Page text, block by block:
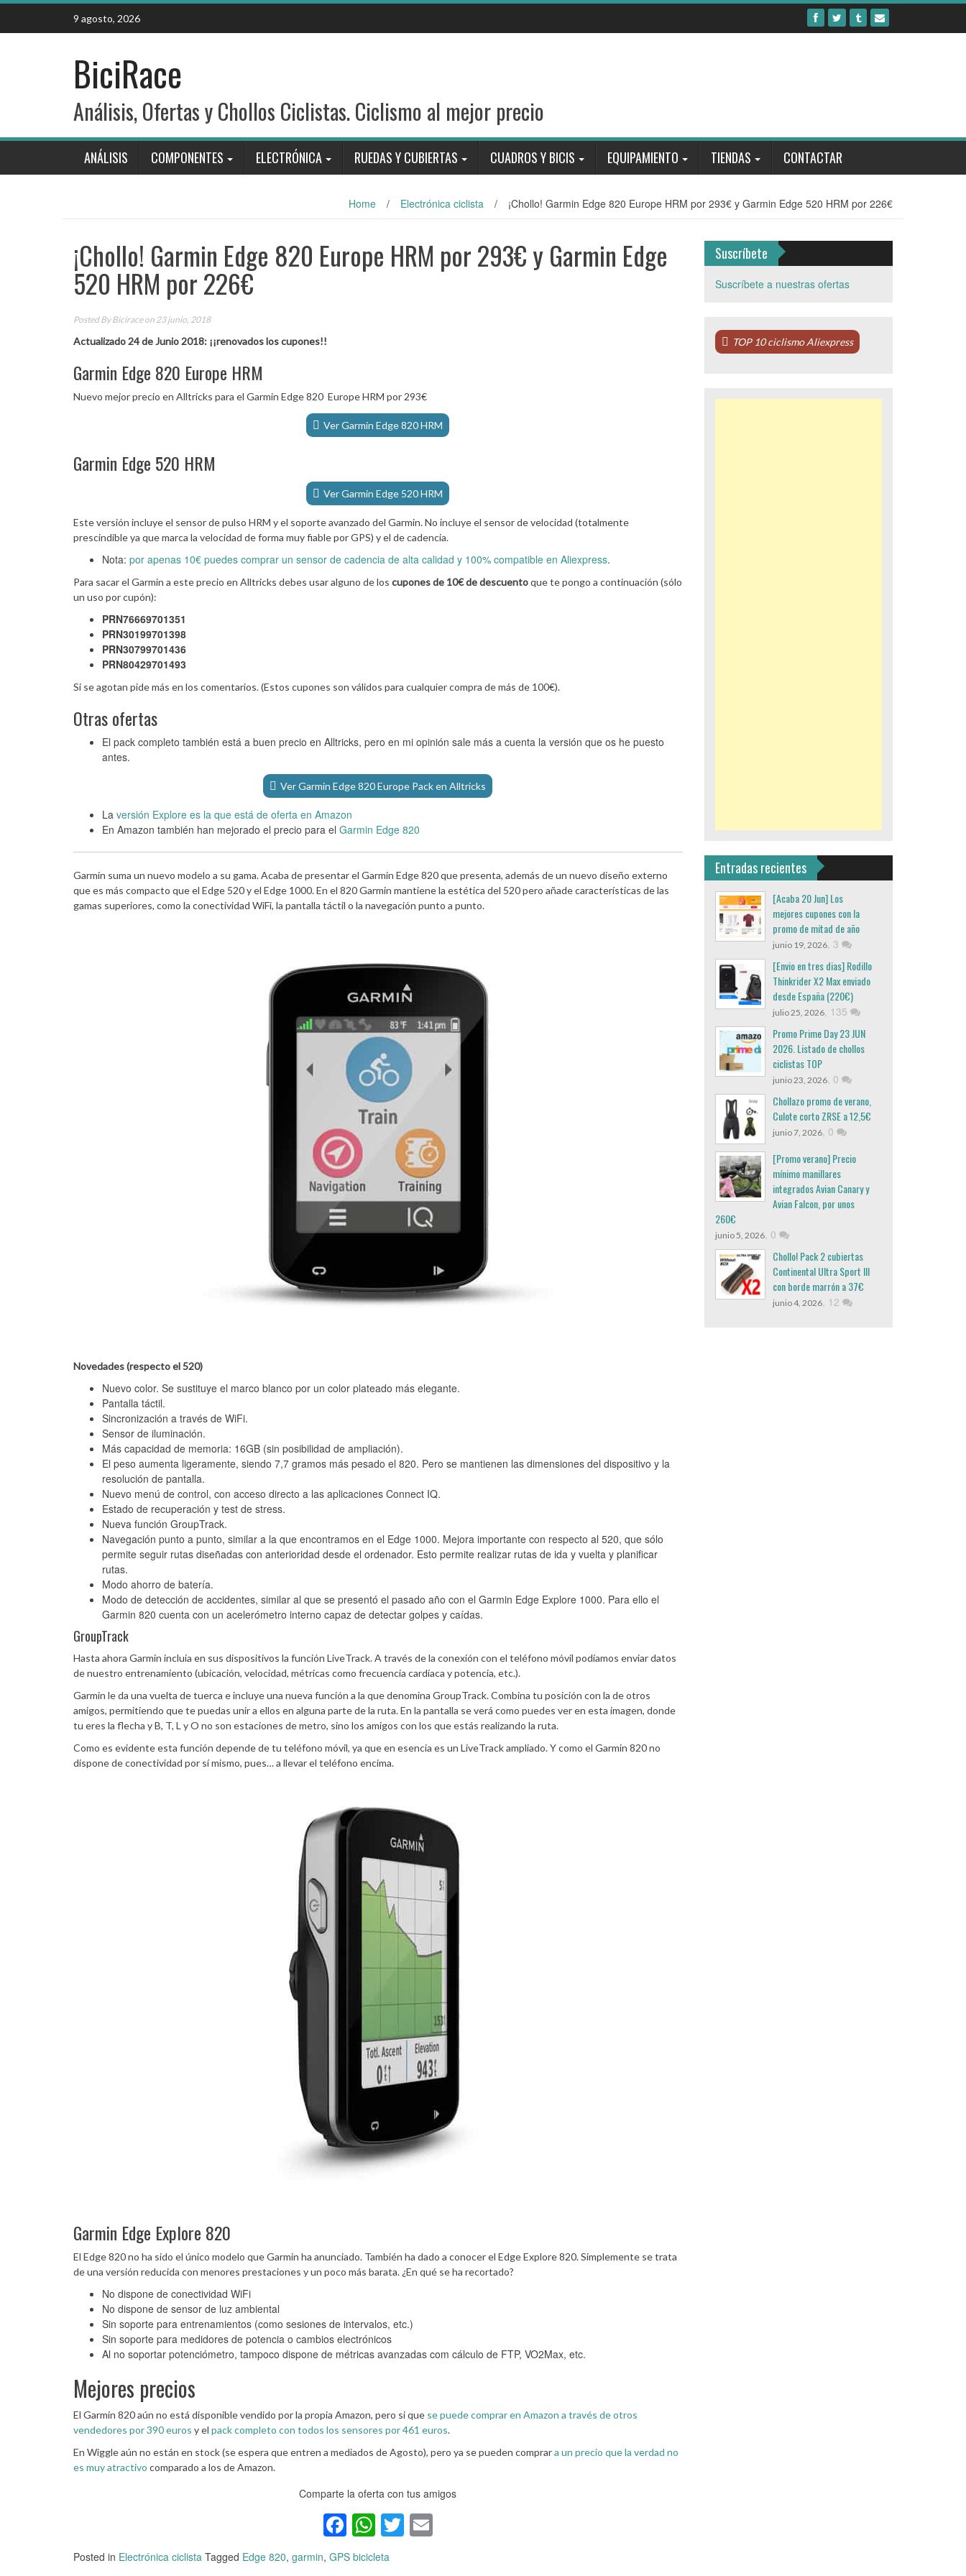
Skip
content
9 agosto, 2026
BiciRace
Análisis, Ofertas y Chollos Ciclistas. Ciclismo al mejor precio
ANÁLISIS COMPONENTES ELECTRÓNICA RUEDAS Y CUBIERTAS CUADROS Y BICIS EQUIPAMIENTO TIENDAS CONTACTAR
Home / Electrónica ciclista / ¡Chollo! Garmin Edge 820 Europe HRM por 293€ y Garmin Edge 520 HRM por 226€
¡Chollo! Garmin Edge 820 Europe HRM por 293€ y Garmin Edge
520 HRM por 226€
Posted ByBiciraceon 23 junio, 2018
Actualizado 24 de Junio 2018: ¡¡renovados los cupones!!
Garmin Edge 820 Europe HRM
Nuevo mejor precio en Alltricks para el Garmin Edge 820 Europe HRM por 293€
Ver Garmin Edge 820 HRM
Garmin Edge 520 HRM
Ver Garmin Edge 520 HRM
Este versión incluye el sensor de pulso HRM y el soporte avanzado del Garmin. No incluye el sensor de velocidad (totalmente
prescindible ya que marca la velocidad de forma muy fiable por GPS) y el de cadencia.
Nota: por apenas 10€ puedes comprar un sensor de cadencia de alta calidad y 100% compatible en Aliexpress.
Para sacar el Garmin a este precio en Alltricks debes usar alguno de los cupones de 10€ de descuentoque te pongo a continuación (sólo
un uso por cupón):
PRN76669701351
PRN30199701398
PRN30799701436
PRN80429701493
Si se agotan pide más en los comentarios. (Estos cupones son válidos para cualquier compra de más de 100€).
Otras ofertas
El pack completo también está a buen precio en Alltricks, pero en mi opinión sale más a cuenta la versión que os he puesto
antes.
Ver Garmin Edge 820 Europe Pack en Alltricks
La versión Explore es la que está de oferta en Amazon
En Amazon también han mejorado el precio para el Garmin Edge 820
Garmin suma un nuevo modelo a su gama. Acaba de presentar el Garmin Edge 820 que presenta, además de un nuevo diseño externo
que es más compacto que el Edge 520 y el Edge 1000. En el 820 Garmin mantiene la estética del 520 pero añade características de las
gamas superiores, como la conectividad WiFi, la pantalla táctil o la navegación punto a punto.
Novedades (respecto el 520)
Nuevo color. Se sustituye el marco blanco por un color plateado más elegante.
Pantalla táctil.
Sincronización a través de WiFi.
Sensor de iluminación.
Más capacidad de memoria: 16GB (sin posibilidad de ampliación).
El peso aumenta ligeramente, siendo 7,7 gramos más pesado el 820. Pero se mantienen las dimensiones del dispositivo y la
resolución de pantalla.
Nuevo menú de control, con acceso directo a las aplicaciones Connect IQ.
Estado de recuperación y test de stress.
Nueva función GroupTrack.
Navegación punto a punto, similar a la que encontramos en el Edge 1000. Mejora importante con respecto al 520, que sólo
permite seguir rutas diseñadas con anterioridad desde el ordenador. Esto permite realizar rutas de ida y vuelta y planificar
rutas.
Modo ahorro de batería.
Modo de detección de accidentes, similar al que se presentó el pasado año con el Garmin Edge Explore 1000. Para ello el
Garmin 820 cuenta con un acelerómetro interno capaz de detectar golpes y caídas.
GroupTrack
Hasta ahora Garmin incluía en sus dispositivos la función LiveTrack. A través de la conexión con el teléfono móvil podíamos enviar datos
de nuestro entrenamiento (ubicación, velocidad, métricas como frecuencia cardíaca y potencia, etc.).
Garmin le da una vuelta de tuerca e incluye una nueva función a la que denomina GroupTrack. Combina tu posición con la de otros
amigos, permitiendo que te puedas unir a ellos en alguna parte de la ruta. En la pantalla se verá como puedes ver en esta imagen, donde
tu eres la flecha y B, T, L y O no son estaciones de metro, sino los amigos con los que estás realizando la ruta.
Como es evidente esta función depende de tu teléfono móvil, ya que en esencia es un LiveTrack ampliado. Y como el Garmin 820 no
dispone de conectividad por sí mismo, pues… a llevar el teléfono encima.
Garmin Edge Explore 820
El Edge 820 no ha sido el único modelo que Garmin ha anunciado. También ha dado a conocer el Edge Explore 820. Simplemente se trata
de una versión reducida con menores prestaciones y un poco más barata. ¿En qué se ha recortado?
No dispone de conectividad WiFi
No dispone de sensor de luz ambiental
Sin soporte para entrenamientos (como sesiones de intervalos, etc.)
Sin soporte para medidores de potencia o cambios electrónicos
Al no soportar potenciómetro, tampoco dispone de métricas avanzadas com cálculo de FTP, VO2Max, etc.
Mejores precios
El Garmin 820 aún no está disponible vendido por la propia Amazon, pero si que se puede comprar en Amazon a través de otros
vendedores por 390 euros y el pack completo con todos los sensores por 461 euros.
En Wiggle aún no están en stock (se espera que entren a mediados de Agosto), pero ya se pueden comprara un precio que la verdad no
es muy atractivo comparado a los de Amazon.
Comparte la oferta con tus amigos
Facebook
WhatsApp
Twitter
Email
Posted in Electrónica ciclista Tagged Edge 820, garmin, GPS bicicleta
Suscríbete
Suscríbete a nuestras ofertas
TOP 10 ciclismo Aliexpress
Entradas recientes
[Acaba 20 Jun] Los
mejores cupones con la
promo de mitad de año
junio 19, 2026, 3
[Envio en tres dias] Rodillo
Thinkrider X2 Max enviado
desde España (220€)
julio 25, 2026, 135
Promo Prime Day 23 JUN
2026. Listado de chollos
ciclistas TOP
junio 23, 2026, 0
Chollazo promo de verano,
Culote corto ZRSE a 12,5€
junio 7, 2026, 0
[Promo verano] Precio
mínimo manillares
integrados Avian Canary y
Avian Falcon, por unos
260€
junio 5, 2026, 0
Chollo! Pack 2 cubiertas
Continental Ultra Sport III
con borde marrón a 37€
junio 4, 2026, 12